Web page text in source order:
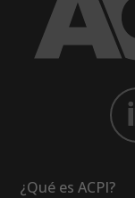
¿Qué es ACPI?